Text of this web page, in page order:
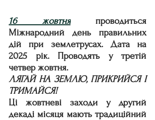
16 жовтня
проводиться
Міжнародний день правильних
дій при землетрусах. Дата на
2025 рік. Проводять у третій
четвер жовтня.
ЛЯГАЙ НА ЗЕМЛЮ, ПРИКРИЙСЯ І
ТРИМАЙСЯ!
Ці жовтневі заходи у другий
декаді місяця мають традиційний